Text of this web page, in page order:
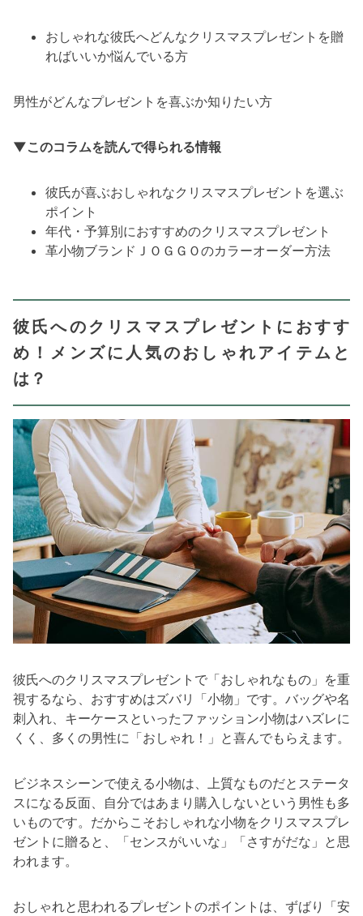
おしゃれな彼氏へどんなクリスマスプレゼントを贈
ればいいか悩んでいる方
男性がどんなプレゼントを喜ぶか知りたい方
▼このコラムを読んで得られる情報
彼氏が喜ぶおしゃれなクリスマスプレゼントを選ぶ
ポイント
年代・予算別におすすめのクリスマスプレゼント
革小物ブランドＪＯＧＧＯのカラーオーダー方法
彼氏へのクリスマスプレゼントにおすす
め！メンズに人気のおしゃれアイテムと
は？
彼氏へのクリスマスプレゼントで「おしゃれなもの」を重
視するなら、おすすめはズバリ「小物」です。バッグや名
刺入れ、キーケースといったファッション小物はハズレに
くく、多くの男性に「おしゃれ！」と喜んでもらえます。
ビジネスシーンで使える小物は、上質なものだとステータ
スになる反面、自分ではあまり購入しないという男性も多
いものです。だからこそおしゃれな小物をクリスマスプレ
ゼントに贈ると、「センスがいいな」「さすがだな」と思
われます。
おしゃれと思われるプレゼントのポイントは、ずばり「安